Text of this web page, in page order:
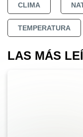
CLIMA
TEMPERATURA
LAS MÁS